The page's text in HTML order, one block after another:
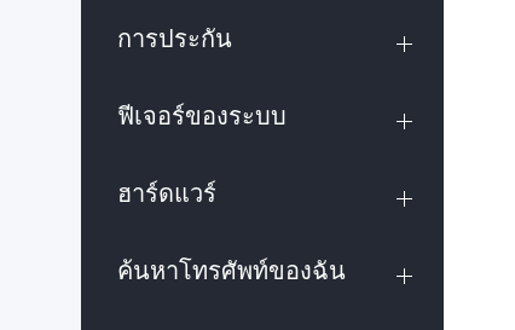
การประกัน
ฟีเจอร์ของระบบ
ฮาร์ดแวร์
ค้นหาโทรศัพท์ของฉัน